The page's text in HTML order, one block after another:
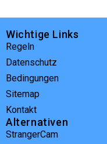
Wichtige Links
Regeln
Datenschutz
Bedingungen
Sitemap
Kontakt
Alternativen
StrangerCam